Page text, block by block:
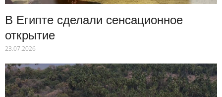
В Египте сделали сенсационное
открытие
23.07.2026